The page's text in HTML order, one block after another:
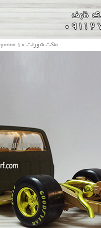
ماکت شورلت cheyenne 10